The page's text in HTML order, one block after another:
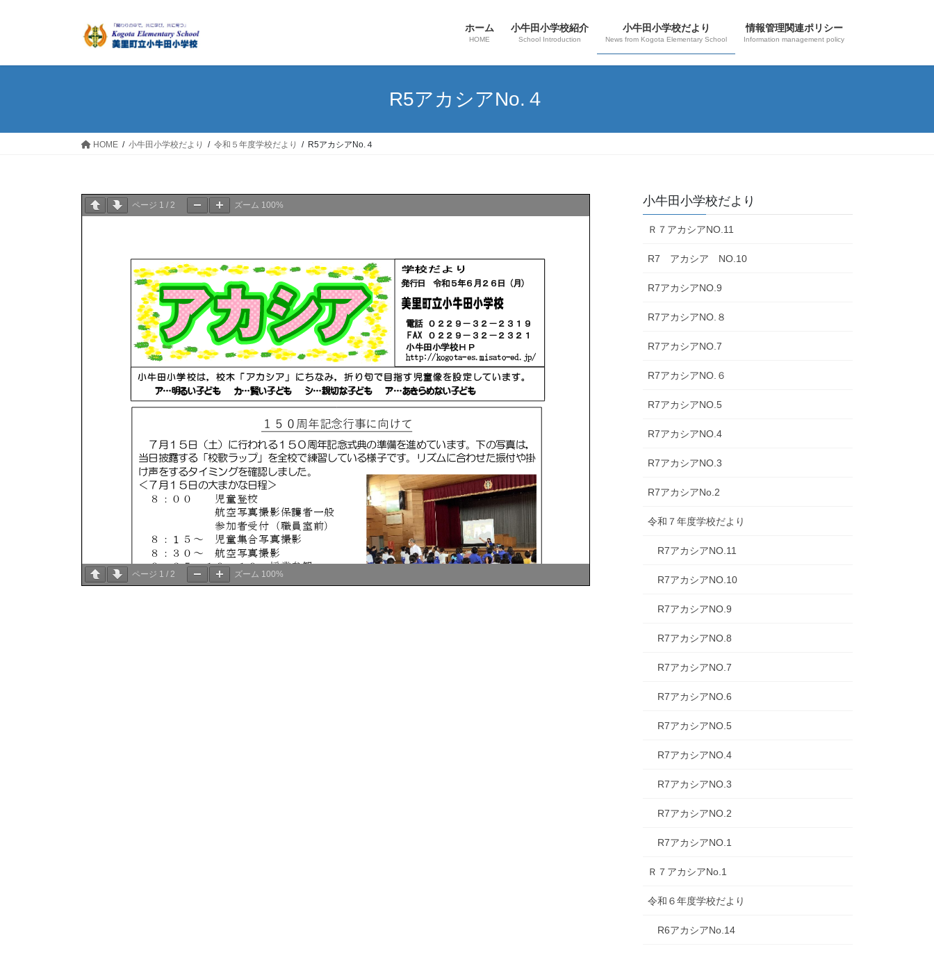
ホーム
HOME
小牛田小学校紹介
School Introduction
小牛田小学校だより
News from Kogota Elementary School
情報管理関連ポリシー
Information management policy
R5アカシアNo.４
HOME 小牛田小学校だより 令和５年度学校だより R5アカシアNo.４
ページ 1 / 2 ズーム 100%
ページ 1 / 2 ズーム 100%
小牛田小学校だより
Ｒ７アカシアNO.11
R7 アカシア NO.10
R7アカシアNO.9
R7アカシアNO.８
R7アカシアNO.7
R7アカシアNO.６
R7アカシアNO.5
R7アカシアNO.4
R7アカシアNO.3
R7アカシアNo.2
令和７年度学校だより
R7アカシアNO.11
R7アカシアNO.10
R7アカシアNO.9
R7アカシアNO.8
R7アカシアNO.7
R7アカシアNO.6
R7アカシアNO.5
R7アカシアNO.4
R7アカシアNO.3
R7アカシアNO.2
R7アカシアNO.1
Ｒ７アカシアNo.1
令和６年度学校だより
R6アカシアNo.14